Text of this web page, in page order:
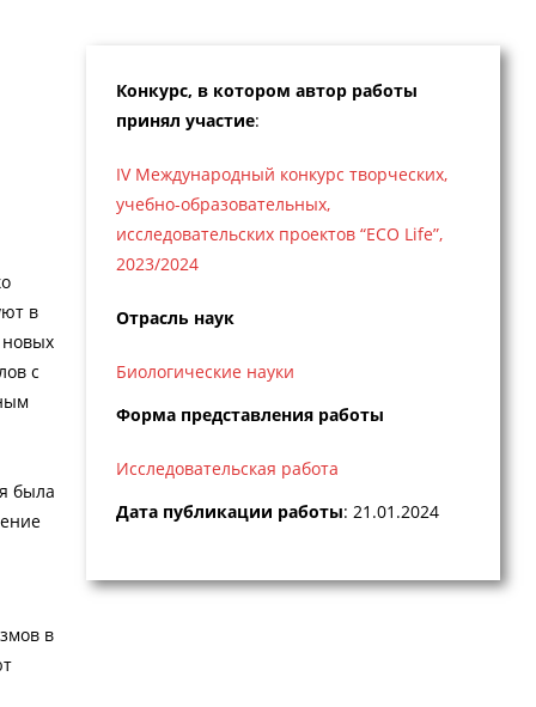
в
новых
с
была
в
Конкурс, в котором автор работы
принял участие:
IV Международный конкурс творческих,
учебно-образовательных,
исследовательских проектов “ECO Life”,
2023/2024
Отрасль наук
Биологические науки
Форма представления работы
Исследовательская работа
Дата публикации работы: 21.01.2024